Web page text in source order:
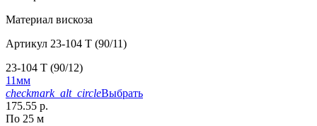
Материал вискоза
Артикул 23-104 T (90/11)
23-104 T (90/12)
11мм
checkmark_alt_circleВыбрать
175.55 р.
По 25 м